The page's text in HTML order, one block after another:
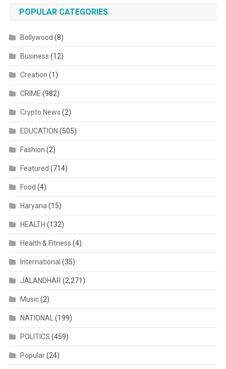
POPULAR CATEGORIES
Bollywood (8)
Business (12)
Creation (1)
CRIME (982)
Crypto News (2)
EDUCATION (505)
Fashion (2)
Featured (714)
Food (4)
Haryana (15)
HEALTH (132)
Health & Fitness (4)
International (35)
JALANDHAR (2,271)
Music(2)
NATIONAL (199)
POLITICS (459)
Popular(24)